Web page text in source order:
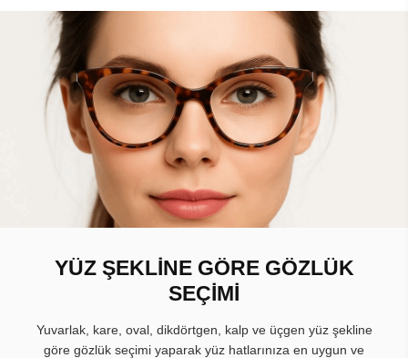
YÜZ ŞEKLİNE GÖRE GÖZLÜK
SEÇİMİ
Yuvarlak, kare, oval, dikdörtgen, kalp ve üçgen yüz şekline
göre gözlük seçimi yaparak yüz hatlarınıza en uygun ve